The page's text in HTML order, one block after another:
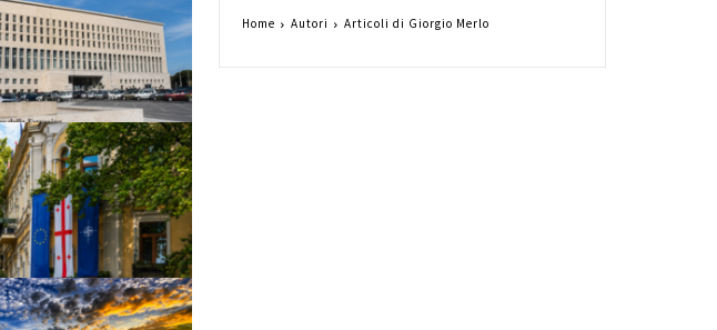
Home Autori Articoli di Giorgio Merlo